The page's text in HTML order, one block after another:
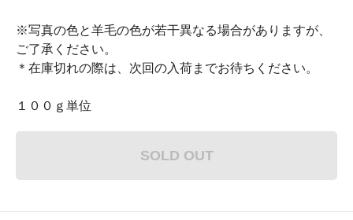
※写真の色と羊毛の色が若干異なる場合がありますが、
ご了承ください。
＊在庫切れの際は、次回の入荷までお待ちください。
１００ｇ単位
SOLD OUT